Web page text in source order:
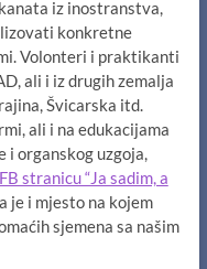
iz inostranstva,
konkretne
Volonteri i praktikanti
ali i iz drugih zemalja
Švicarska itd.
ali i na edukacijama
organskog uzgoja,
stranicu “Ja sadim, a
je i mjesto na kojem
sjemena sa našim